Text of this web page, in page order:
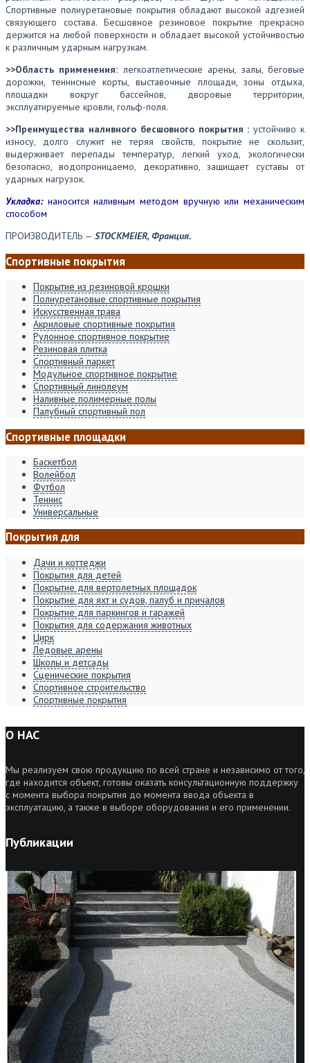
Спортивные полиуретановые покрытия обладают высокой адгезией
связующего состава. Бесшовное резиновое покрытие прекрасно
держится на любой поверхности и обладает высокой устойчивостью
к различным ударным нагрузкам.
>>Область применения: легкоатлетические арены, залы, беговые
дорожки, теннисные корты, выставочные площади, зоны отдыха,
площадки вокруг бассейнов, дворовые территории,
эксплуатируемые кровли, гольф-поля.
>>Преимущества наливного бесшовного покрытия : устойчиво к
износу, долго служит не теряя свойств, покрытие не скользит,
выдерживает перепады температур, легкий уход, экологически
безопасно, водопроницаемо, декоративно, защищает суставы от
ударных нагрузок.
Укладка:наносится наливным методом вручную или механическим
способом
ПРОИЗВОДИТЕЛЬ — STOCKMEIER, Франция.
Спортивные покрытия
Покрытие из резиновой крошки
Полиуретановые спортивные покрытия
Искусственная трава
Акриловые спортивные покрытия
Рулонное спортивное покрытие
Резиновая плитка
Спортивный паркет
Модульное спортивное покрытие
Спортивный линолеум
Наливные полимерные полы
Палубный спортивный пол
Спортивные площадки
Баскетбол
Волейбол
Футбол
Теннис
Универсальные
Покрытия для
Дачи и коттеджи
Покрытия для детей
Покрытие для вертолетных площадок
Покрытие для яхт и судов, палуб и причалов
Покрытие для паркингов и гаражей
Покрытия для содержания животных
Цирк
Ледовые арены
Школы и детсады
Сценические покрытия
Спортивное строительство
Спортивные покрытия
О НАС
Мы реализуем свою продукцию по всей стране и независимо от того,
где находится объект, готовы оказать консультационную поддержку
с момента выбора покрытия до момента ввода объекта в
эксплуатацию, а также в выборе оборудования и его применении.
Публикации